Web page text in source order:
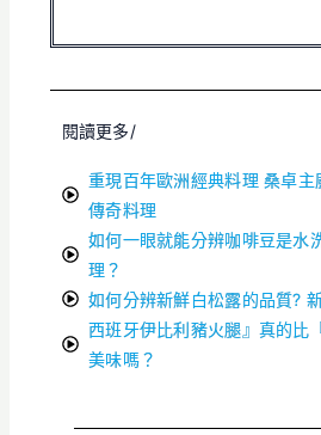
閱讀更多/
重現百年歐洲經典料理 桑卓
傳奇料理
如何一眼就能分辨咖啡豆是水
理？
如何分辨新鮮白松露的品質?
西班牙伊比利豬火腿』真的比
美味嗎？